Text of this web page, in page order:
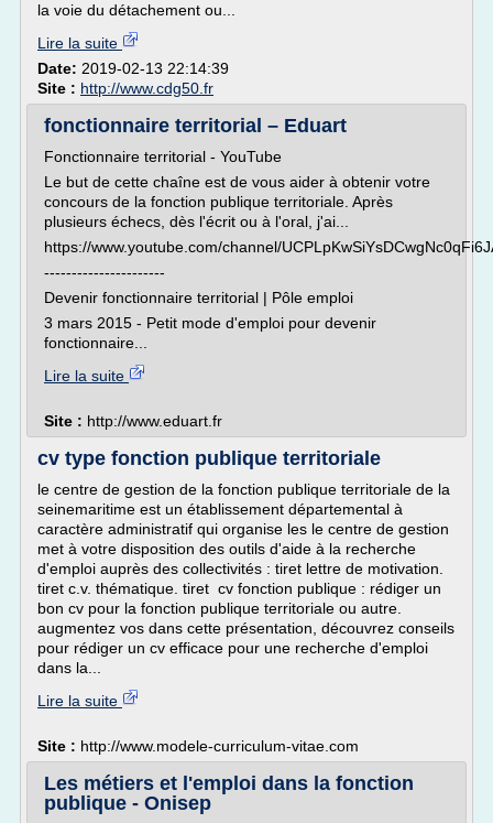
la voie du détachement ou...
Lire la suite
Date: 2019-02-13 22:14:39
Site : http://www.cdg50.fr
fonctionnaire territorial – Eduart
Fonctionnaire territorial - YouTube
Le but de cette chaîne est de vous aider à obtenir votre
concours de la fonction publique territoriale. Après
plusieurs échecs, dès l'écrit ou à l'oral, j'ai...
https://www.youtube.com/channel/
----------------------
Devenir fonctionnaire territorial | Pôle emploi
3 mars 2015 - Petit mode d'emploi pour devenir
fonctionnaire...
Lire la suite
Site : http://www.eduart.fr
cv type fonction publique territoriale
le centre de gestion de la fonction publique territoriale de la
seinemaritime est un établissement départemental à
caractère administratif qui organise les le centre de gestion
met à votre disposition des outils d'aide à la recherche
d'emploi auprès des collectivités : tiret lettre de motivation.
tiret c.v. thématique. tiret cv fonction publique : rédiger un
bon cv pour la fonction publique territoriale ou autre.
augmentez vos dans cette présentation, découvrez conseils
pour rédiger un cv efficace pour une recherche d'emploi
dans la...
Lire la suite
Site : http://www.modele-curriculum-vitae.com
Les métiers et l'emploi dans la fonction
publique - Onisep